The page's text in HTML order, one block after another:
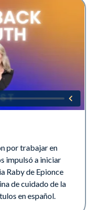
por trabajar en
impulsó a iniciar
Raby de Epionce
de cuidado de la
en español.